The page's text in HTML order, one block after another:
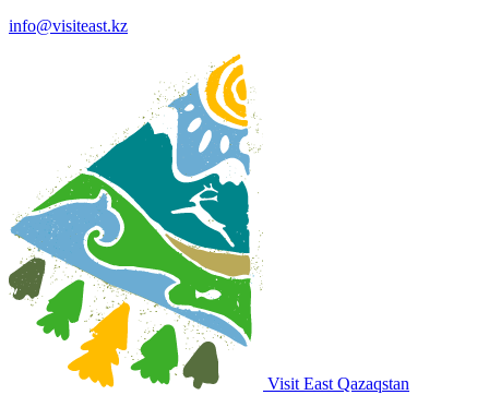
info@visiteast.kz
Visit East Qazaqstan